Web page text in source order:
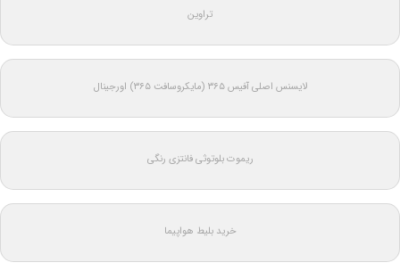
تراوین
لایسنس اصلی آفیس ۳۶۵ (مایکروسافت ۳۶۵) اورجینال
ریموت بلوتوثی فانتزی رنگی
خرید بلیط هواپیما